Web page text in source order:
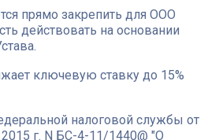
прямо закрепить для ООО
действовать на основании
ключевую ставку до 15%
налоговой службы от
г. N БС-4-11/1440@ "О